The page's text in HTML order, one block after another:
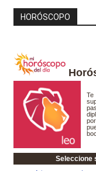
HORÓSCOPO